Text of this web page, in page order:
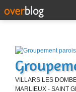
VILLARS LES
MARLIEUX - SAINT